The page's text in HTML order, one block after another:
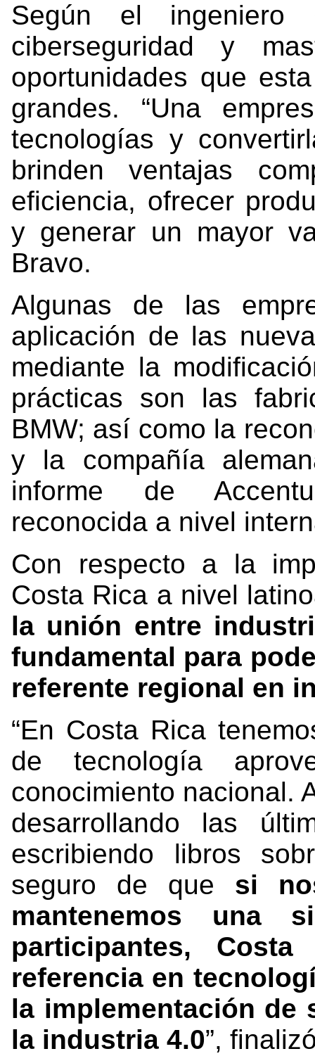
Según el ingeniero
ciberseguridad y
oportunidades que
grandes. “Una
tecnologías y
brinden ventajas
eficiencia, ofrecer
y generar un mayor
Bravo.
Algunas de las
aplicación de las
mediante la
prácticas son las
BMW; así como la
y la compañía
informe de
reconocida a nivel
Con respecto a la
Costa Rica a nivel
la unión entre
fundamental para
referente regional en
“En Costa Rica
de tecnología
conocimiento nacional.
desarrollando las
escribiendo libros
seguro de que si
mantenemos una
participantes,
referencia en
la implementación de
la industria 4.0”,